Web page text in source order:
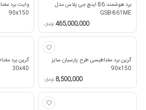
دستگاه صحافی و پرس
ماشین حساب
هدایا و ست مدیریتی
وایت برد و تابلو اعلانات
برد هوشمند 86 اینچ جی پلاس مدل
GSB-861ME
465,000,000تومان
وایت برد
90x150
گرین برد مغناطیسی طرح پارسیان سایز
90x150
8,500,000 تومان
گرین برد
30x40